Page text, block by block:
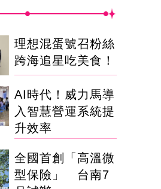
理想混蛋號召粉絲
跨海追星吃美食！
AI時代！威力馬導
入智慧營運系統提
升效率
全國首創「高溫微
型保險」 台南7